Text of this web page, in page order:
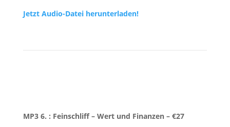
Jetzt Audio-Datei herunterladen!
MP3 6. : Feinschliff – Wert und Finanzen– €27